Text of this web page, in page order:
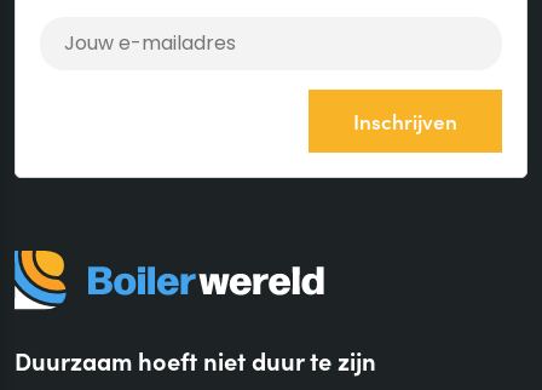
Duurzaam hoeft niet duur te zijn